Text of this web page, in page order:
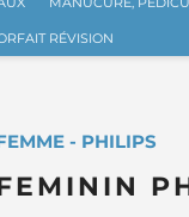
RÉVISION
- PHILIPS